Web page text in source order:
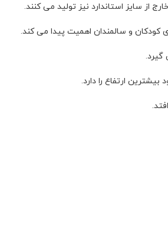
از سایز استاندارد نیز تولید می کنند.
کودکان و سالمندان اهمیت پیدا می کند.
ارتفاع را دارد.